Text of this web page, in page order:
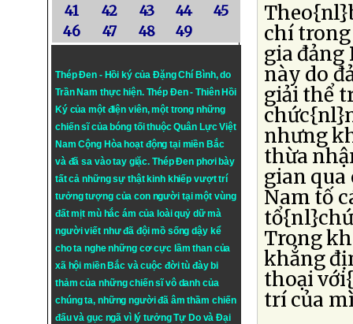
41
42 43 44
45
46
47 48 49
Thép Đen - Hồi ký của Đặng Chí Bình, do
Trần Nam thực hiện. Thép Đen- Thiên Hồi
Ký của một điện viên, một trong những
chiến sĩ của bóng tối thuộc Quân Lực Việt
Nam Cộng Hòa hoạt động tại miền Bắc
và đã sa vào tay giặc. Thép Đen phơi bày
tất cả những sự thật kinh khiếp vượt trí
tưởng tượng của con người tại một vùng
đất mịt mù hắc ám của loài quỷ dữ mà
người viết như đã đội mồ sống dậy kể
cho ta nghe những cơ cực lầm than của
xã hội miền Bắc và cuộc đời tù đày bi
thảm của những chiến sĩ vô danh của
chúng ta, những người đã âm thầm chiến
đấu và gục ngã vì lý tưởngTự DovàĐại
chí
gia đảng
này do
giải thể
nhưng
thừa
gian
Nam tố
Trong
khẳng
thoại
trí của